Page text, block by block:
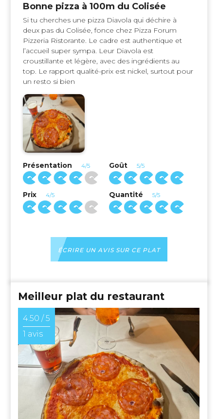
Bonne pizza à 100m du Colisée
Si tu cherches une pizza Diavola qui déchire à
deux pas du Colisée, fonce chez Pizza Forum
Pizzeria Ristorante. Le cadre est authentique et
l’accueil super sympa. Leur Diavola est
croustillante et légère, avec des ingrédients au
top. Le rapport qualité-prix est nickel, surtout pour
un resto si bien
Présentation 4/5 Goût 5/5
Prix 4/5 Quantité 5/5
ÉCRIRE UN AVIS SUR CE PLAT
Meilleur plat du restaurant
4.50 / 5
1 avis